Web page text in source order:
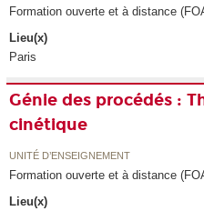
Formation ouverte et à distance
Lieu(x)
Paris
Génie des procédés :
cinétique
UNITÉ D’ENSEIGNEMENT
Formation ouverte et à distance
Lieu(x)